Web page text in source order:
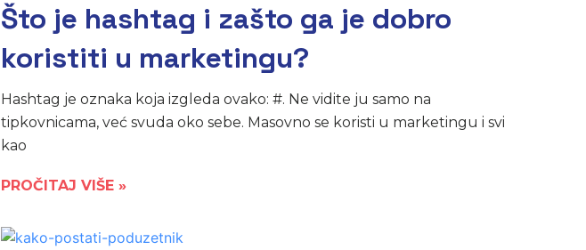
Što je hashtag i zašto ga je dobro
koristiti u marketingu?
Hashtag je oznaka koja izgleda ovako: #. Ne vidite ju samo na
tipkovnicama, već svuda oko sebe. Masovno se koristi u marketingu i svi
kao
PROČITAJ VIŠE »